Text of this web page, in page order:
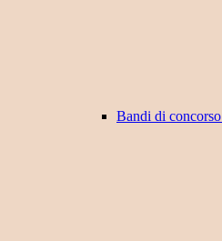
Bandi di concorso